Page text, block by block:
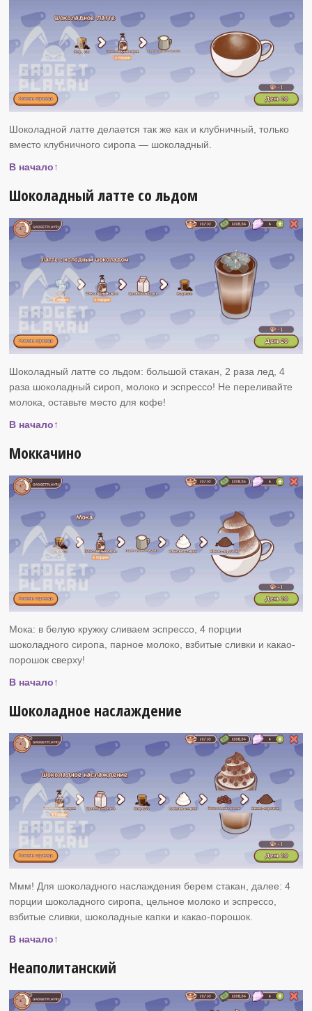
Шоколадной латте делается так же как и клубничный, только
вместо клубничного сиропа — шоколадный.
В начало↑
Шоколадный латте со льдом
Шоколадный латте со льдом: большой стакан, 2 раза лед, 4
раза шоколадный сироп, молоко и эспрессо! Не переливайте
молока, оставьте место для кофе!
В начало↑
Моккачино
Мока: в белую кружку сливаем эспрессо, 4 порции
шоколадного сиропа, парное молоко, взбитые сливки и какао-
порошок сверху!
В начало↑
Шоколадное наслаждение
Ммм! Для шоколадного наслаждения берем стакан, далее: 4
порции шоколадного сиропа, цельное молоко и эспрессо,
взбитые сливки, шоколадные капки и какао-порошок.
В начало↑
Неаполитанский